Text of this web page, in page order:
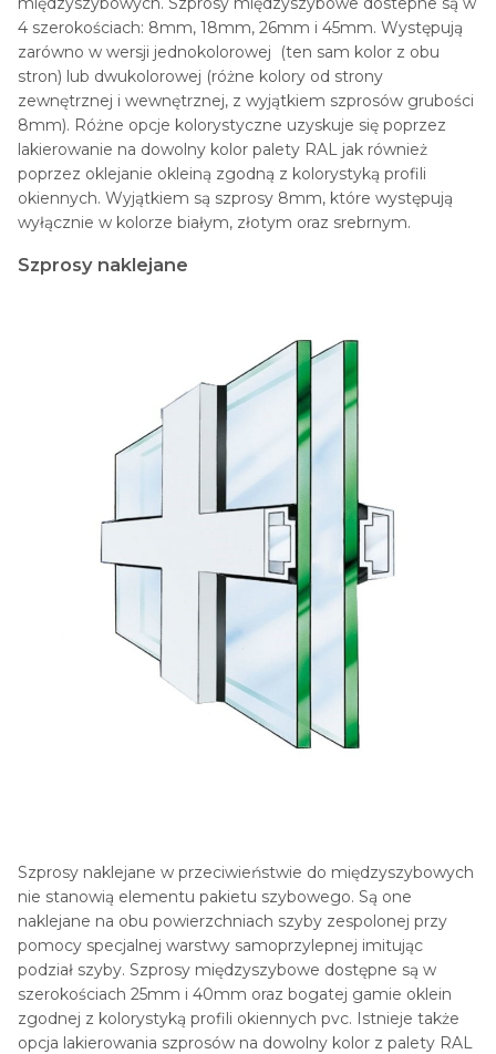
4 szerokościach: 8mm, 18mm, 26mm i 45mm. Występują
zarówno w wersji jednokolorowej (ten sam kolor z obu
stron) lub dwukolorowej (różne kolory od strony
zewnętrznej i wewnętrznej, z wyjątkiem szprosów grubości
8mm). Różne opcje kolorystyczne uzyskuje się poprzez
lakierowanie na dowolny kolor palety RAL jak również
poprzez oklejanie okleiną zgodną z kolorystyką profili
okiennych. Wyjątkiem są szprosy 8mm, które występują
wyłącznie w kolorze białym, złotym oraz srebrnym.
Szprosy naklejane
Szprosy naklejane w przeciwieństwie do międzyszybowych
nie stanowią elementu pakietu szybowego. Są one
naklejane na obu powierzchniach szyby zespolonej przy
pomocy specjalnej warstwy samoprzylepnej imitując
podział szyby. Szprosy międzyszybowe dostępne są w
szerokościach 25mm i 40mm oraz bogatej gamie oklein
zgodnej z kolorystyką profili okiennych pvc. Istnieje także
opcja lakierowania szprosów na dowolny kolor z palety RAL